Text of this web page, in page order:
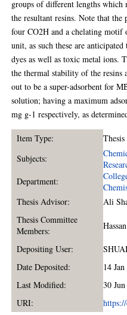
groups of different lengths which
the resultant resins. Note that
four CO2H and a chelating
unit, as such these are
dyes as well as toxic metal ions.
the thermal stability of the resins
out to be a super-adsorbent for
solution; having a maximum
mg g-1 respectively, as
Item Type:
Subjects:
Department:
Thesis Advisor:
Ali
Thesis Committee
Members:
Depositing User:
Date Deposited:
14
Last Modified:
30
URI: